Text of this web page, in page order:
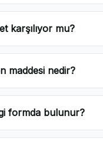
karşılıyor mu?
maddesi nedir?
formda bulunur?